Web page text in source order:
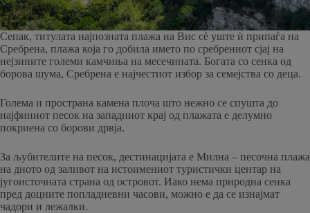
Сепак, титулата најпозната плажа на Вис сè уште ѝ припаѓа на
Сребрена, плажа која го добила името по сребрениот сјај на
нејзините големи камчиња на месечината. Богата со сенка од
борова шума, Сребрена е најчестиот избор за семејства со деца.
Голема и пространа камена плоча што нежно се спушта до
најфиниот песок на западниот крај од плажата е делумно
покриена со борови дрвја.
За љубителите на песок, дестинацијата е Милна – песочна плажа
на дното од заливот на истоимениот туристички центар на
југоисточната страна од островот. Иако нема природна сенка
пред доцните попладневни часови, можно е да се изнајмат
чадори и лежалки.